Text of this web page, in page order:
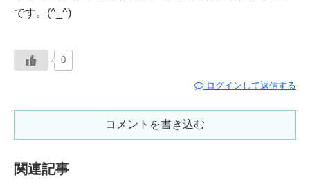
です。(^_^)
0
ログインして返信する
コメントを書き込む
関連記事